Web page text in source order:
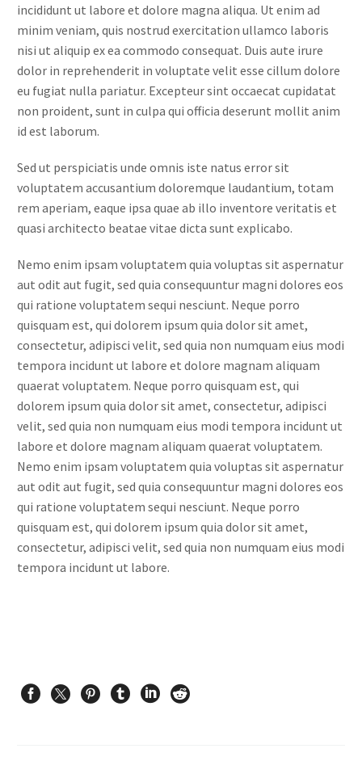
incididunt ut labore et dolore magna aliqua. Ut enim ad
minim veniam, quis nostrud exercitation ullamco laboris
nisi ut aliquip ex ea commodo consequat. Duis aute irure
dolor in reprehenderit in voluptate velit esse cillum dolore
eu fugiat nulla pariatur. Excepteur sint occaecat cupidatat
non proident, sunt in culpa qui officia deserunt mollit anim
id est laborum.
Sed ut perspiciatis unde omnis iste natus error sit
voluptatem accusantium doloremque laudantium, totam
rem aperiam, eaque ipsa quae ab illo inventore veritatis et
quasi architecto beatae vitae dicta sunt explicabo.
Nemo enim ipsam voluptatem quia voluptas sit aspernatur
aut odit aut fugit, sed quia consequuntur magni dolores eos
qui ratione voluptatem sequi nesciunt. Neque porro
quisquam est, qui dolorem ipsum quia dolor sit amet,
consectetur, adipisci velit, sed quia non numquam eius modi
tempora incidunt ut labore et dolore magnam aliquam
quaerat voluptatem. Neque porro quisquam est, qui
dolorem ipsum quia dolor sit amet, consectetur, adipisci
velit, sed quia non numquam eius modi tempora incidunt ut
labore et dolore magnam aliquam quaerat voluptatem.
Nemo enim ipsam voluptatem quia voluptas sit aspernatur
aut odit aut fugit, sed quia consequuntur magni dolores eos
qui ratione voluptatem sequi nesciunt. Neque porro
quisquam est, qui dolorem ipsum quia dolor sit amet,
consectetur, adipisci velit, sed quia non numquam eius modi
tempora incidunt ut labore.